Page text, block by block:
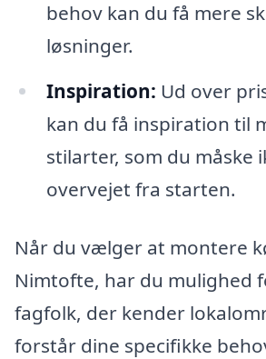
behov kan du få mere
løsninger.
Inspiration: Ud over
kan du få inspiration til
stilarter, som du måske
overvejet fra starten.
Når du vælger at montere
Nimtofte, har du mulighed
fagfolk, der kender
forstår dine specifikke